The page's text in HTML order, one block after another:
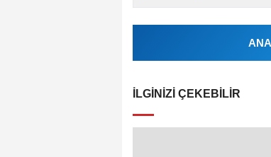
İLGINIZI ÇEKEBILIR